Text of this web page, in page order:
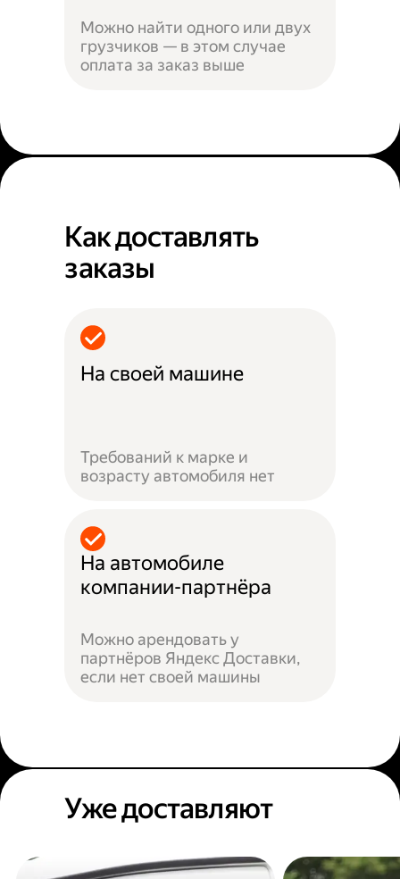
Можно найти одного или двух
грузчиков — в этом случае
оплата за заказ выше
Как доставлять
заказы
На своей машине
Требований к марке и
возрасту автомобиля нет
На автомобиле
компании-партнёра
Можно арендовать у
партнёров Яндекс Доставки,
если нет своей машины
Уже доставляют